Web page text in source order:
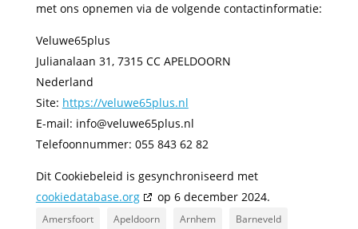
met ons opnemen via de volgende contactinformatie:
Veluwe65plus
Julianalaan 31, 7315 CC APELDOORN
Nederland
Site: https://veluwe65plus.nl
E-mail: info@veluwe65plus.nl
Telefoonnummer: 055 843 62 82
Dit Cookiebeleid is gesynchroniseerd met
cookiedatabase.org
op 6 december 2024.
Amersfoort Apeldoorn Arnhem
Barneveld